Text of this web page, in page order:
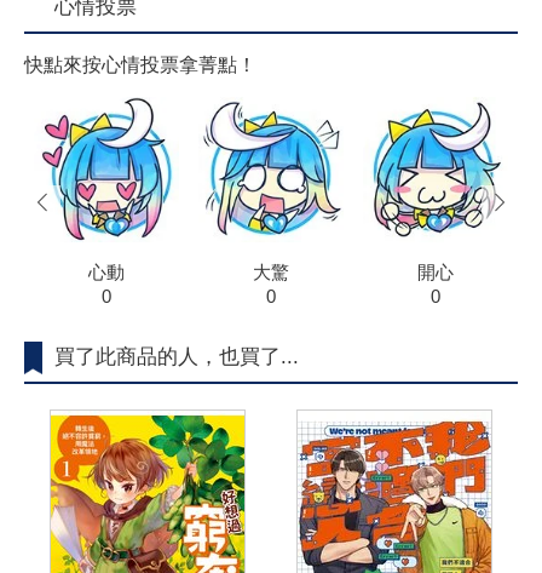
心情投票
快點來按心情投票拿菁點！
心動
0
大驚
0
開心
0
prev next
買了此商品的人，也買了...